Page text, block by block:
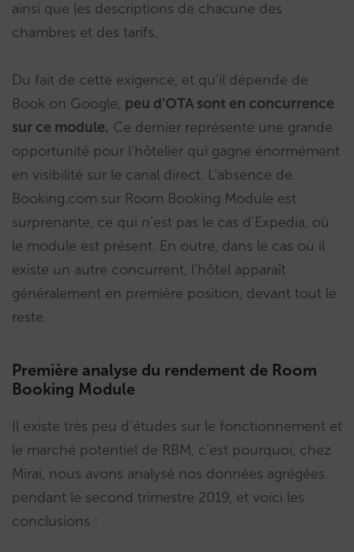
ainsi que les descriptions de chacune des
chambres et des tarifs.
Du fait de cette exigence, et qu’il dépende de
Book on Google, peu d’OTA sont en concurrence
sur ce module. Ce dernier représente une grande
opportunité pour l’hôtelier qui gagne énormément
en visibilité sur le canal direct. L’absence de
Booking.com sur Room Booking Module est
surprenante, ce qui n’est pas le cas d’Expedia, où
le module est présent. En outre, dans le cas où il
existe un autre concurrent, l’hôtel apparaît
généralement en première position, devant tout le
reste.
Première analyse du rendement de Room
Booking Module
Il existe très peu d’études sur le fonctionnement et
le marché potentiel de RBM, c’est pourquoi, chez
Mirai, nous avons analysé nos données agrégées
pendant le second trimestre 2019, et voici les
conclusions :